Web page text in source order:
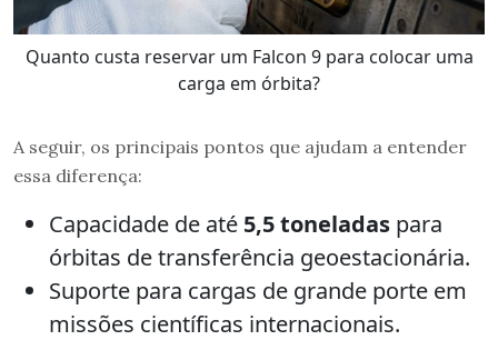
Quanto custa reservar um Falcon 9 para colocar uma
carga em órbita?
A seguir, os principais pontos que ajudam a entender
essa diferença:
Capacidade de até 5,5 toneladas para
órbitas de transferência geoestacionária.
Suporte para cargas de grande porte em
missões científicas internacionais.